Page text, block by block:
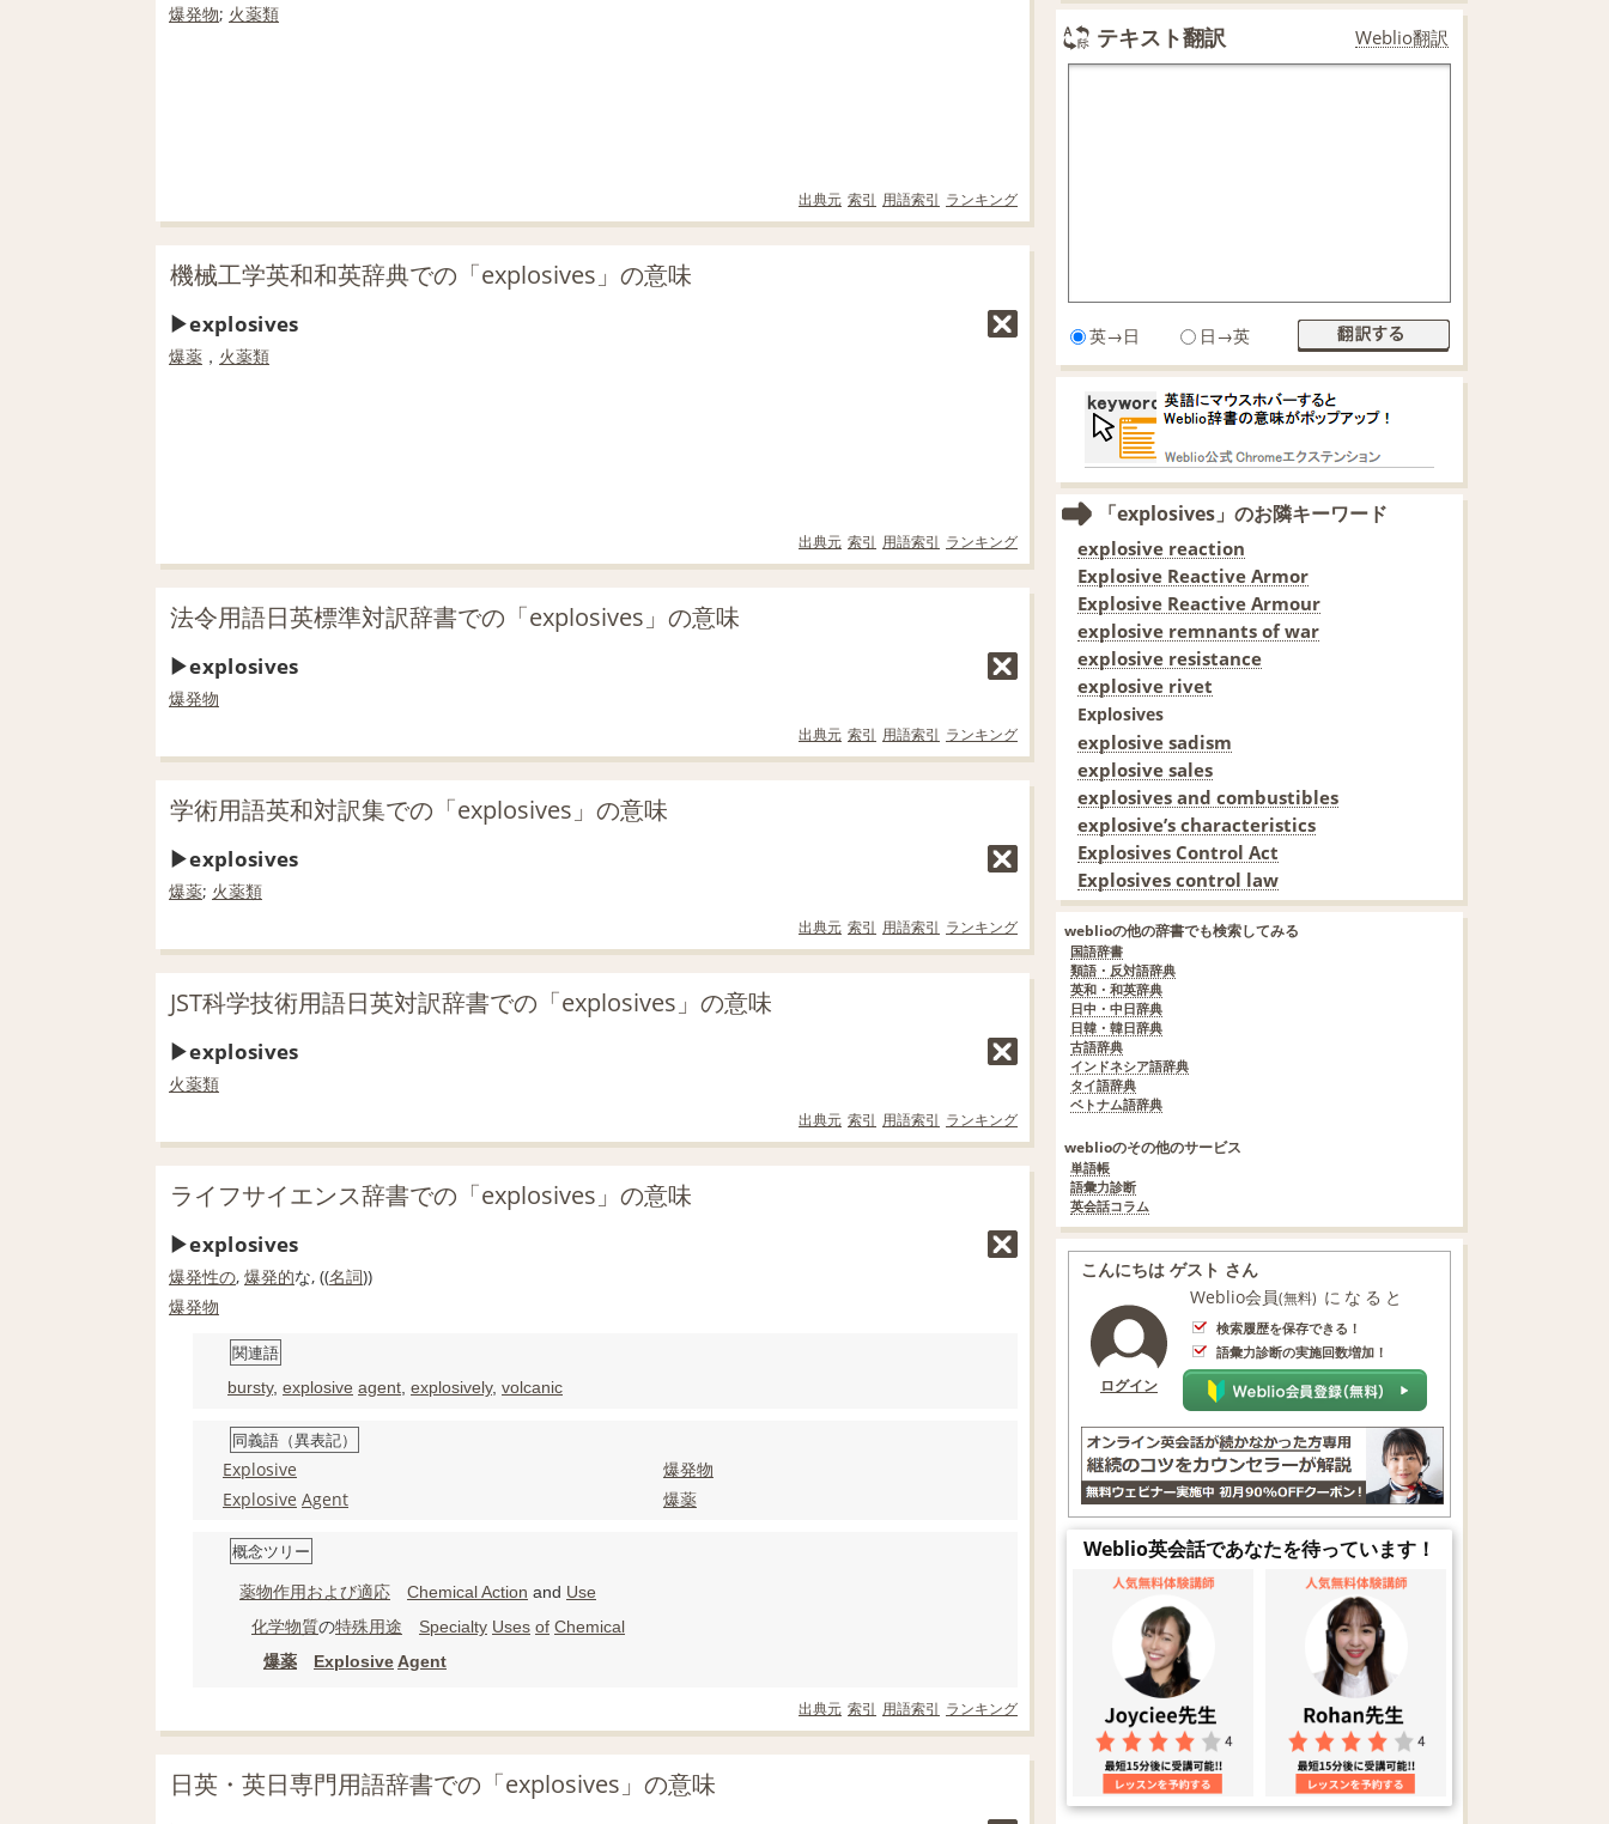
爆発物; 火薬類
出典元 索引 用語索引 ランキング
機械工学英和和英辞典での「explosives」の意味
explosives
爆薬 ， 火薬類
出典元 索引 用語索引 ランキング
法令用語日英標準対訳辞書での「explosives」の意味
explosives
爆発物
出典元 索引 用語索引 ランキング
学術用語英和対訳集での「explosives」の意味
explosives
爆薬; 火薬類
出典元 索引 用語索引 ランキング
JST科学技術用語日英対訳辞書での「explosives」の意味
explosives
火薬類
出典元 索引 用語索引 ランキング
ライフサイエンス辞書での「explosives」の意味
explosives
爆発性の, 爆発的な, ((名詞))
爆発物
関連語
bursty, explosive agent explosively, volcanic
同義語（異表記）
Explosive
Explosive Agent
爆発物
爆薬
概念ツリー
薬物作用および適応 Chemical Action and Use
化学物質の特殊用途 Specialty Uses of Chemical
爆薬
ExplosiveAgent
出典元 索引 用語索引 ランキング
日英・英日専門用語辞書での「explosives」の意味
テキスト翻訳 Weblio翻訳
英→日 日→英
「explosives」のお隣キーワード
explosive reaction
Explosive Reactive Armor
Explosive Reactive Armour
explosive remnants of war
explosive resistance
explosive rivet
Explosives
explosive sadism
explosive sales
explosives and combustibles
explosive’s characteristics
Explosives Control Act
Explosives control law
weblioの他の辞書でも検索してみる
国語辞書
類語・反対語辞典
英和・和英辞典
日中・中日辞典
日韓・韓日辞典
古語辞典
インドネシア語辞典
タイ語辞典
ベトナム語辞典
weblioのその他のサービス
単語帳
語彙力診断
英会話コラム
こんにちは ゲスト さん
ログイン
Weblio会員(無料) になると
検索履歴を保存できる！
語彙力診断の実施回数増加！
Weblio英会話であなたを待っています！